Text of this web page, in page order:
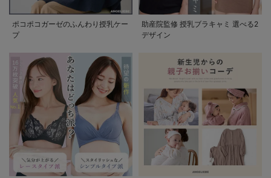
ポコポコガーゼのふんわり授乳ケー
プ
助産院監修 授乳ブラキャミ 選べる2
デザイン